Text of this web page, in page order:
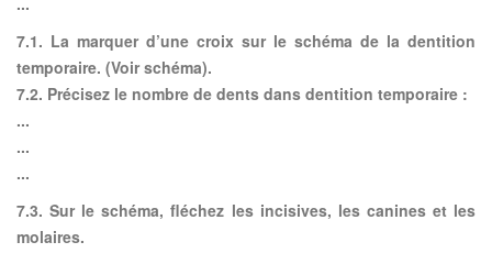
7.1. La marquer d’une croix sur le schéma de la dentition
temporaire. (Voir schéma).
7.2. Précisez le nombre de dents dans dentition temporaire :
...
...
...
7.3. Sur le schéma, fléchez les incisives, les canines et les
molaires.